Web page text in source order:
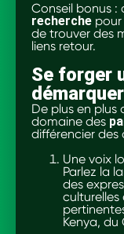
Conseil bonus :
recherche
de trouver des
liens retour.
Se forger
De plus en plus
domaine des
différencier des
Une voix
Parlez la
des
culturelles
Kenya, du